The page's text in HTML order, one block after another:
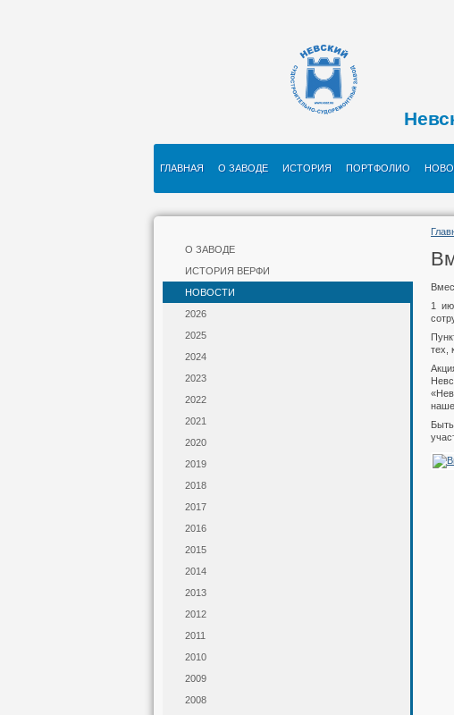
ГЛАВНАЯ О ЗАВОДЕ ИСТОРИЯ ПОРТФОЛИО
О ЗАВОДЕ
ИСТОРИЯ ВЕРФИ
НОВОСТИ
2026
2025
2024
2023
2022
2021
2020
2019
2018
2017
2016
2015
2014
2013
2012
2011
2010
2009
2008
1
тех,